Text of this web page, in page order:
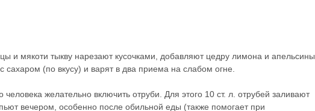
и мякоти тыкву нарезают кусочками, добавляют цедру лимона и апельсины.
(по вкусу) и варят в два приема на слабом огне.
желательно включить отруби. Для этого 10 ст. л. отрубей заливают
вечером, особенно после обильной еды (также помогает при